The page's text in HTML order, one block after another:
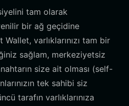
tam olarak
bir ağ geçidine
Wallet, varlıklarınızı tam bir
sağlam, merkeziyetsiz
size ait olması (self-
tek sahibi siz
tarafın varlıklarınıza